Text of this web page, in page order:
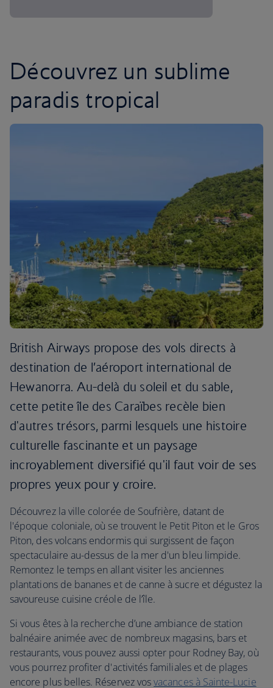
Découvrez un sublime
paradis tropical
British Airways propose des vols directs à
destination de l’aéroport international de
Hewanorra. Au-delà du soleil et du sable,
cette petite île des Caraïbes recèle bien
d'autres trésors, parmi lesquels une histoire
culturelle fascinante et un paysage
incroyablement diversifié qu'il faut voir de ses
propres yeux pour y croire.
Découvrez la ville colorée de Soufrière, datant de
l'époque coloniale, où se trouvent le Petit Piton et le Gros
Piton, des volcans endormis qui surgissent de façon
spectaculaire au-dessus de la mer d'un bleu limpide.
Remontez le temps en allant visiter les anciennes
plantations de bananes et de canne à sucre et dégustez la
savoureuse cuisine créole de l’île.
Si vous êtes à la recherche d’une ambiance de station
balnéaire animée avec de nombreux magasins, bars et
restaurants, vous pouvez aussi opter pour Rodney Bay, où
vous pourrez profiter d'activités familiales et de plages
encore plus belles. Réservez vosvacances à Sainte-Lucie